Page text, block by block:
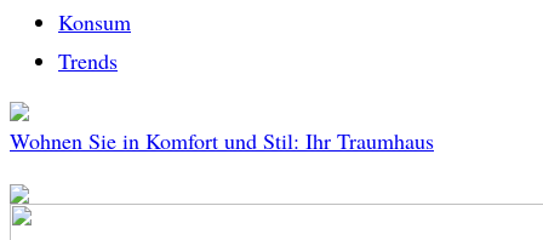
Konsum
Trends
Wohnen Sie in Komfort und Stil: Ihr Traumhaus